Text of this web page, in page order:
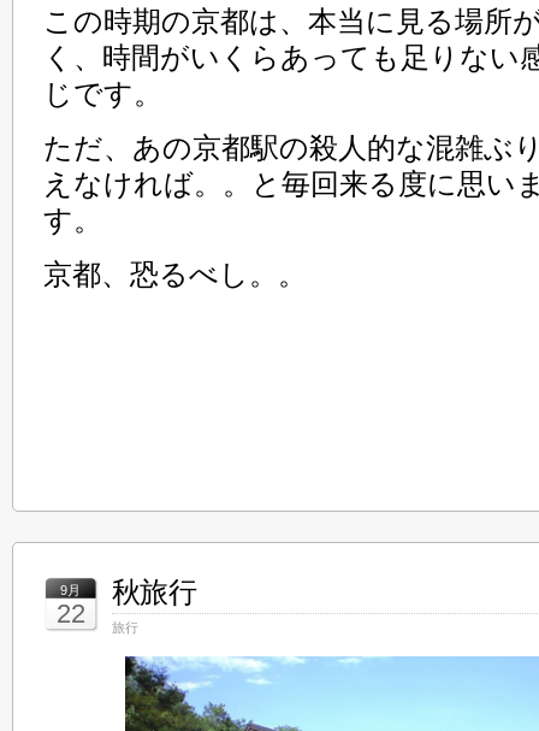
この時期の京都は、本当に見る場所
く、時間がいくらあっても足りない
じです。
ただ、あの京都駅の殺人的な混雑ぶ
えなければ。。と毎回来る度に思い
す。
京都、恐るべし。。
9月
22
秋旅行
旅行